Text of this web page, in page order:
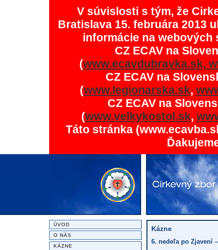
V súvislosti s tým, že
Bratislava 15. februára 2013
informácie na
CZ ECAV na
(www.ecavdubravka.sk,
CZ ECAV na
(www.legionarska.sk,
CZ ECAV na
(www.velkykostol.sk,
Táto stránka
ÚVOD
O NÁS
KÁZNE
Kázne
6. nedeľa po Zjavení